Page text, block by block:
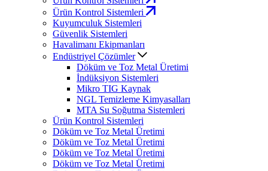
Ürün Kontrol Sistemleri
Kuyumculuk Sistemleri
Güvenlik Sistemleri
Havalimanı Ekipmanları
Endüstriyel Çözümler
Döküm ve Toz Metal Üretimi
İndüksiyon Sistemleri
Mikro TIG Kaynak
NGL Temizleme Kimyasalları
MTA Su Soğutma Sistemleri
Ürün Kontrol Sistemleri
Döküm ve Toz Metal Üretimi
Döküm ve Toz Metal Üretimi
Döküm ve Toz Metal Üretimi
Döküm ve Toz Metal Üretimi